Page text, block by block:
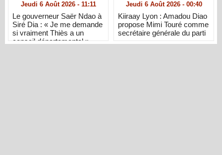
Jeudi 6 Août 2026 - 11:11
Le gouverneur Saër Ndao à
Siré Dia : « Je me demande
si vraiment Thiès a un
conseil départemental »
Jeudi 6 Août 2026 - 00:40
Kiiraay Lyon : Amadou Diao
propose Mimi Touré comme
secrétaire générale du parti